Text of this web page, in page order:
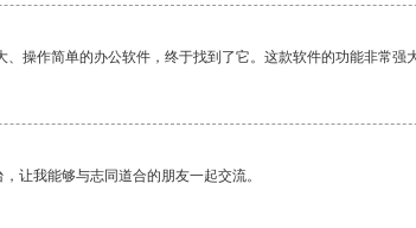
、操作简单的办公软件，终于找到了它。这款软件的功能非常
让我能够与志同道合的朋友一起交流。